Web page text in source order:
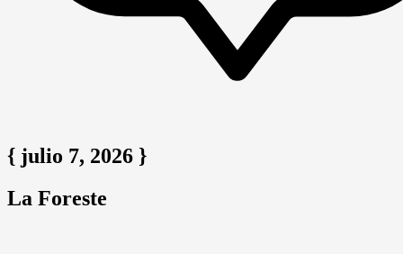
{ julio 7, 2026 }
La Foreste